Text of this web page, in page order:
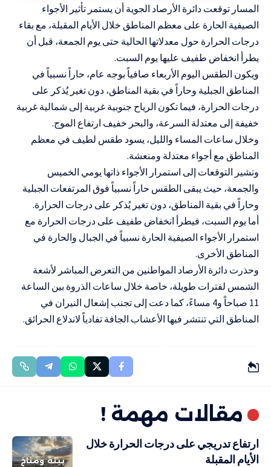
المسار توقعت دائرة الأرصاد الجوية أن يستمر تأثير الأجواء
الصيفية الحارة على معظم المناطق خلال الأيام المقبلة، مع بقاء
درجات الحرارة حول معدلاتها الحالية حتى يوم الجمعة، قبل أن
يطرأ انخفاض طفيف عليها يوم السبت.
ويكون الطقس اليوم الأربعاء صافياً بوجه عام، حاراً نسبياً في
المناطق الجبلية وحاراً في بقية المناطق، دون تغير يُذكر على
درجات الحرارة، فيما تكون الرياح جنوبية غربية إلى شمالية غربية
خفيفة إلى معتدلة السرعة، والبحر خفيف ارتفاع الموج.
وخلال ساعات المساء والليل، يسود طقس لطيف في معظم
المناطق مع أجواء معتدلة ومنعشة.
وتشير التوقعات إلى استمرار الأجواء ذاتها يومي الخميس
والجمعة، حيث يبقى الطقس حاراً نسبياً فوق المرتفعات الجبلية
وحاراً في بقية المناطق، دون تغير يُذكر على درجات الحرارة.
أما يوم السبت، فيطرأ انخفاض طفيف على درجات الحرارة مع
استمرار الأجواء الصيفية الحارة نسبياً في الجبال والحارة في
المناطق الأخرى.
وحذرت دائرة الأرصاد المواطنين من التعرض المباشر لأشعة
الشمس لفترات طويلة، خاصة خلال ساعات الذروة بين الساعة
11 صباحاً و4 مساءً، كما دعت إلى تجنب إشعال النيران في
المناطق التي تنتشر فيها الأعشاب الجافة تفادياً لاندلاع الحرائق.
مقالات مهمة !
بيئة ومناخ
ارتفاع تدريجي على درجات الحرارة خلال
الأيام المقبلة